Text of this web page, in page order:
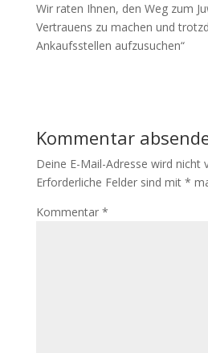
Wir raten Ihnen, den Weg zum
Vertrauens zu machen und
Ankaufsstellen aufzusuchen“
Kommentar
Deine E-Mail-Adresse wird nicht
Erforderliche Felder sind mit *
Kommentar *